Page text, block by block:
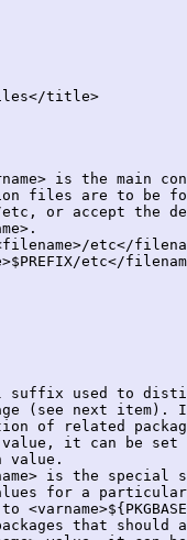
title>
is the main
files are to be
or accept the
etc</
etc</
suffix used to
(see next item).
of related
value, it can be
value.
is the
for a particular
that should